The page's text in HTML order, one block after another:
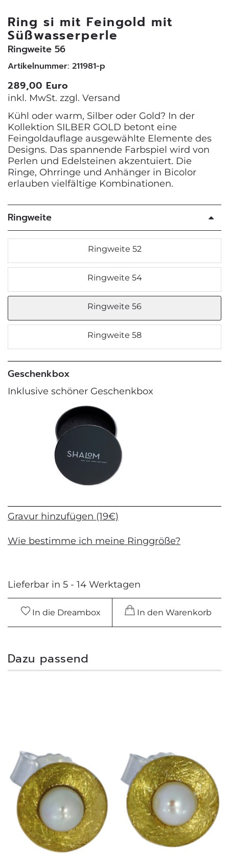
Ring si mit Feingold mit
Süßwasserperle
Ringweite 56
Artikelnummer: 211981-p
289,00 Euro
inkl. MwSt. zzgl. Versand
Kühl oder warm, Silber oder Gold? In der
Kollektion SILBER GOLD betont eine
Feingoldauflage ausgewählte Elemente des
Designs. Das spannende Farbspiel wird von
Perlen und Edelsteinen akzentuiert. Die
Ringe, Ohrringe und Anhänger in Bicolor
erlauben vielfältige Kombinationen.
Ringweite
Ringweite 52
Ringweite 54
Ringweite 56
Ringweite 58
Geschenkbox
Inklusive schöner Geschenkbox
Gravur hinzufügen (19€)
Wie bestimme ich meine Ringgröße?
Lieferbar in 5 - 14 Werktagen
In die Dreambox In den Warenkorb
Dazu passend